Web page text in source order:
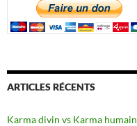
ARTICLES RÉCENTS
Karma divin vs Karma humain